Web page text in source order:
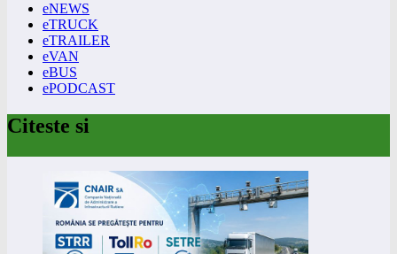
eNEWS
eTRUCK
eTRAILER
eVAN
eBUS
ePODCAST
Citeste si